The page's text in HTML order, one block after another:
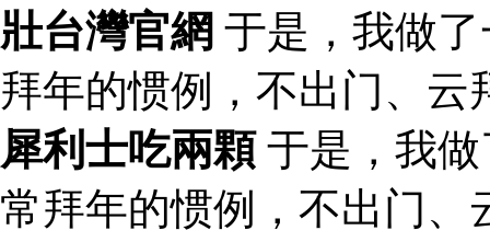
壯台灣官網 于是，我做
拜年的惯例，不出门、
犀利士吃兩顆于是，我做
常拜年的惯例，不出门、